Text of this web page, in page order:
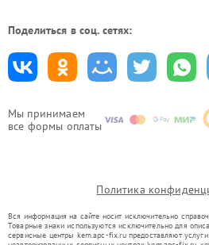
Мы принимаем
все формы оплаты
Поделиться в соц. сетях:
Политика
Вся информация на сайте носит исключительно
Товарные знаки используются исключительно для
сервисные центры kem.apc-fix.ru предоставляют